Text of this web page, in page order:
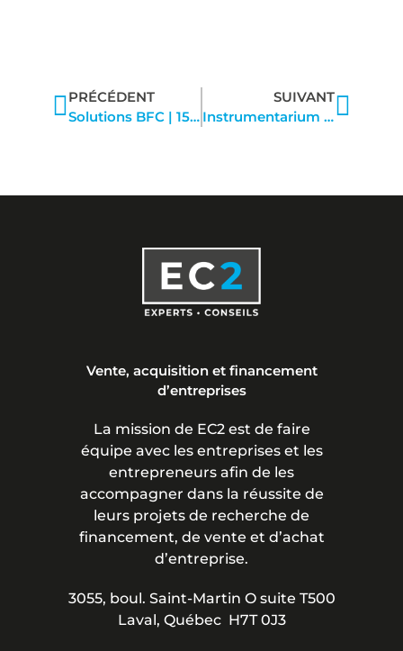
PRÉCÉDENT
Solutions BFC | 15 février 2023
SUIVANT
Instrumentarium | Mars 2024
Vente, acquisition et financement
d’entreprises
La mission de EC2 est de faire
équipe avec les entreprises et les
entrepreneurs afin de les
accompagner dans la réussite de
leurs projets de recherche de
financement, de vente et d’achat
d’entreprise.
3055, boul. Saint-Martin O suite T500
Laval, Québec H7T 0J3